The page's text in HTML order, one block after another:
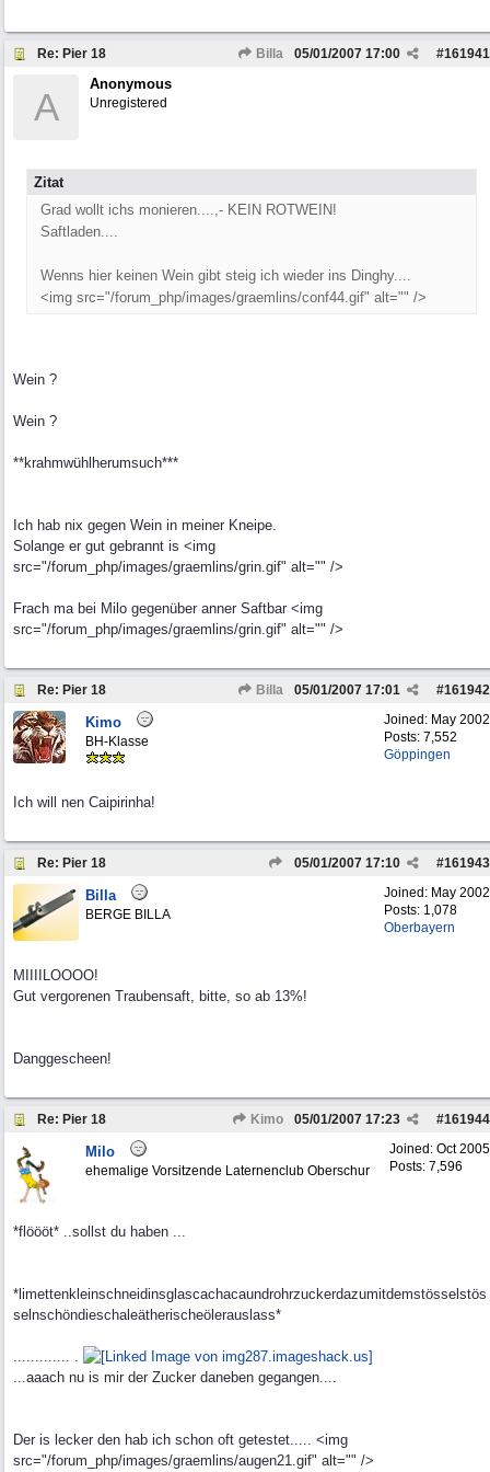
Re: Pier 18 Billa #161941
05/01/2007 17:00
A
Anonymous
Unregistered
Zitat
Grad wollt ichs monieren....,- KEIN ROTWEIN!
Saftladen....
Wenns hier keinen Wein gibt steig ich wieder ins Dinghy....
<img src="/forum_php/images/graemlins/conf44.gif" alt="" />
Wein ?
Wein ?
**krahmwühlherumsuch***
Ich hab nix gegen Wein in meiner Kneipe.
Solange er gut gebrannt is <img
src="/forum_php/images/graemlins/grin.gif" alt="" />
Frach ma bei Milo gegenüber anner Saftbar <img
src="/forum_php/images/graemlins/grin.gif" alt="" />
Re: Pier 18 Billa #161942
05/01/2007 17:01
Joined: May 2002
Posts: 7,552
Göppingen
Kimo
BH-Klasse
Ich will nen Caipirinha!
Re: Pier 18 #161943
05/01/2007 17:10
Joined: May 2002
Posts: 1,078
Oberbayern
Billa
BERGE BILLA
MIIIILOOOO!
Gut vergorenen Traubensaft, bitte, so ab 13%!
Danggescheen!
Re: Pier 18 Kimo #161944
05/01/2007 17:23
Joined: Oct 2005
Posts: 7,596
Milo
ehemalige Vorsitzende Laternenclub Oberschur
*flöööt* ..sollst du haben ...
*limettenkleinschneidinsglascachacaundrohrzuckerdazumitdemstösselstös
selnschöndieschaleätherischeölerauslass*
............. .
...aaach nu is mir der Zucker daneben gegangen....
Der is lecker den hab ich schon oft getestet..... <img
src="/forum_php/images/graemlins/augen21.gif" alt="" />